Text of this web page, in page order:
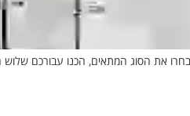
את הסוג המתאים, הכנו עבורכם שלוש